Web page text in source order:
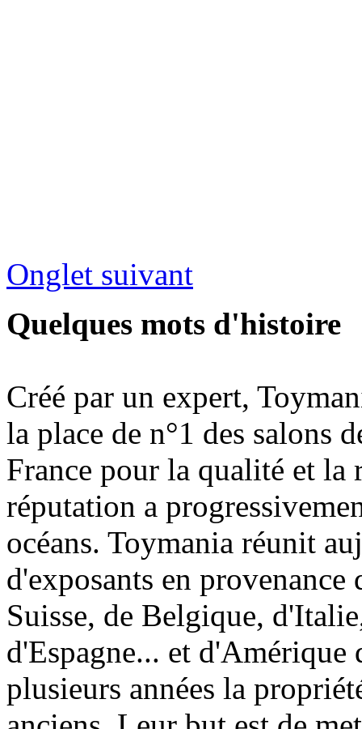
Onglet suivant
Quelques mots d'histoire
Créé par un expert,
la place de n°1 des salons
France pour la qualité et la
réputation a
océans. Toymania réunit
d'exposants en
Suisse, de Belgique,
d'Espagne... et
plusieurs années la